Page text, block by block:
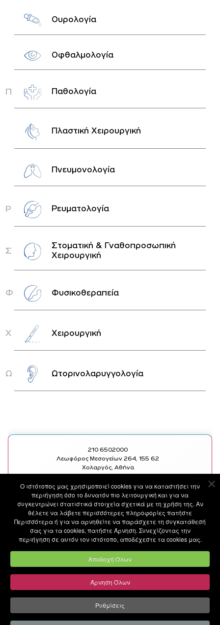
Ο ιστότοπoς μας χρησιμοποιεί cookies για να καταστήσει την
περιήγηση όσο το δυνατόν πιο λειτουργική και για να
συγκεντρώνει στατιστικά στοιχεία σχετικά με τη χρήση της. Αν
θέλετε να λάβετε περισσότερες πληροφορίες πατήστε
Περισσότερα ή για να αρνηθείτε να παράσχετε τη συγκατάθεσή
σας για τα cookies, πατήστε Άρνηση. Συνεχίζοντας την
περιήγηση σε αυτόν τον ιστότοπο, αποδέχεστε τα cookies μας.
Αποδοχή Όλων
Άρνηση Όλων
Ρυθμίσεις
Ουρολογία
Οφθαλμολογία
Π Παθολογία
Πλαστική Χειρουργική
Πνευμονολογία
Ρ Ρευματολογία
Σ
Στοματική & Γναθοπροσωπική
Χειρουργική
Φ Φυσικοθεραπεία
Χ Χειρουργική
Ω Ωτορινολαρυγγολογία
210 6502000
Λεωφόρος Μεσογείων 264, 155 62
Χολαργός, Αθήνα
SOCIAL
FACEBOOK
INSTAGRAM
LINKEDIN
YOUTUBE
ΧΡΗΣΙΜΑ LINKS
ΥΠΗΡΕΣΙΕΣ
ΙΑΤΡΟΙ
ΑΝΑΚΟΙΝΩΣΕΙΣ
MEDIA
BLOG
ΕΠΙΚΟΙΝΩΝΙΑ
ΤΙΜΟΚΑΤΑΛΟΓΟΣ
METROPOLITAN GENERAL